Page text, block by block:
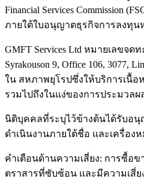
Financial Services Commission
ภายใต้ใบอนุญาตธุรกิจการลงทุนห
GMFT Services Ltd หมายเลขจด
Syrakouson 9, Office 106, 3077,
ใน สหภาพยุโรปซึ่งให้บริการเนื้อ
รวมไปถึงในแง่ของการประมวลผ
นิติบุคคลที่ระบุไว้ข้างต้นได้รับอนุ
ดำเนินงานภายใต้ชื่อ และเครื่องห
คำเตือนด้านความเสี่ยง: การซื้อข
ตราสารที่ซับซ้อน และมีความเสี่ย